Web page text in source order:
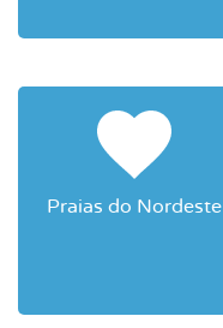
Praias do Nordeste